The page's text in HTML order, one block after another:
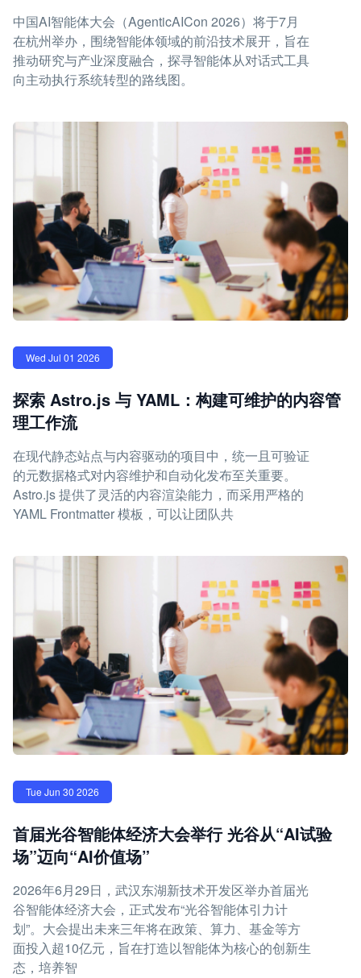
中国AI智能体大会（AgenticAICon 2026）将于7月
在杭州举办，围绕智能体领域的前沿技术展开，旨在
推动研究与产业深度融合，探寻智能体从对话式工具
向主动执行系统转型的路线图。
Wed Jul 01 2026
探索 Astro.js 与 YAML：构建可维护的内容管
理工作流
在现代静态站点与内容驱动的项目中，统一且可验证
的元数据格式对内容维护和自动化发布至关重要。
Astro.js 提供了灵活的内容渲染能力，而采用严格的
YAML Frontmatter 模板，可以让团队共
Tue Jun 30 2026
首届光谷智能体经济大会举行 光谷从“AI试验
场”迈向“AI价值场”
2026年6月29日，武汉东湖新技术开发区举办首届光
谷智能体经济大会，正式发布“光谷智能体引力计
划”。大会提出未来三年将在政策、算力、基金等方
面投入超10亿元，旨在打造以智能体为核心的创新生
态，培养智